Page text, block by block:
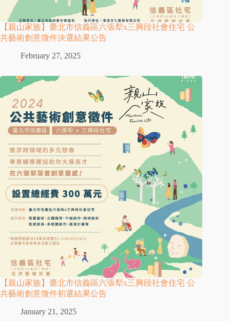
【親山家族】臺北市信義區六張犁x三興段社會住宅 公
共藝術創意徵件決選結果公告
February 27, 2025
【親山家族】臺北市信義區六張犁x三興段社會住宅 公
共藝術創意徵件初選結果公告
January 21, 2025